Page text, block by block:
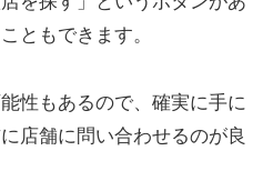
ともできます。
性もあるので、確実に手に
店舗に問い合わせるのが良